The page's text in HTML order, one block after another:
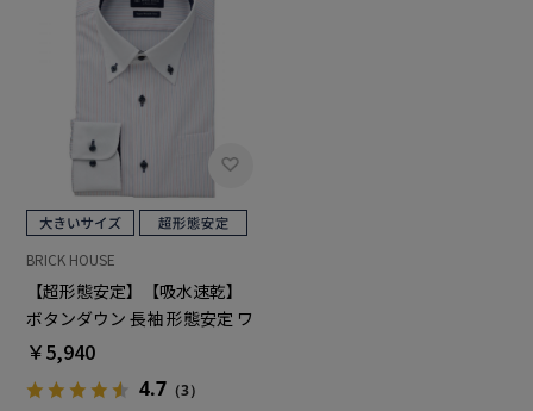
BRICK HOUSE
【超形態安定】【吸水速乾】
ボタンダウン 長袖 形態安定 ワ
イシャツ 大きいサイズ
￥5,940
4.7（3）